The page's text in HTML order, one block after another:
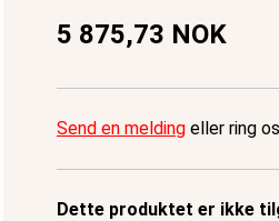
5 875,73 NOK
Send en melding eller ring
Dette produktet er ikke